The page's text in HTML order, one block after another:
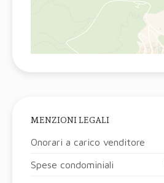
MENZIONI LEGALI
Onorari a carico venditore
Spese condominiali